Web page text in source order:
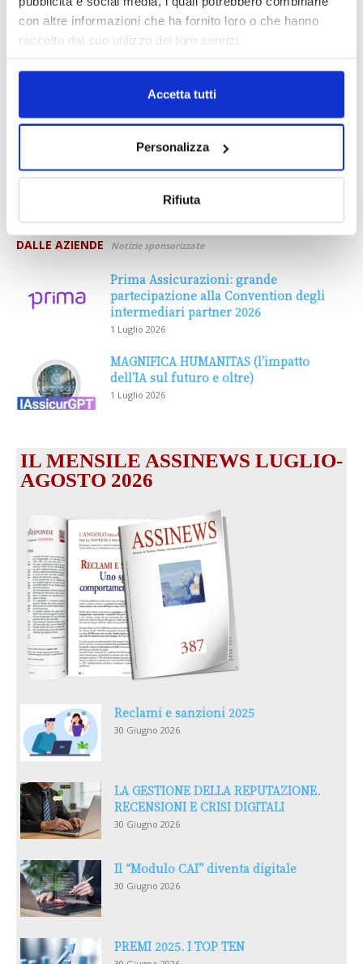
con altre informazioni che ha fornito loro o che hanno
raccolto dal suo utilizzo dei loro servizi.
Accetta tutti
Personalizza
Rifiuta
DALLE AZIENDE Notizie sponsorizzate
Prima Assicurazioni: grande
partecipazione alla Convention degli
intermediari partner 2026
1 Luglio 2026
MAGNIFICA HUMANITAS (l’impatto
dell’IA sul futuro e oltre)
1 Luglio 2026
IL MENSILE ASSINEWS LUGLIO-
AGOSTO 2026
Reclami e sanzioni 2025
30 Giugno 2026
LA GESTIONE DELLA REPUTAZIONE.
RECENSIONI E CRISI DIGITALI
30 Giugno 2026
Il “Modulo CAI” diventa digitale
30 Giugno 2026
PREMI 2025. I TOP TEN